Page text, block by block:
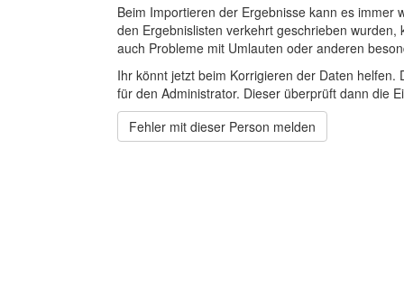
Beim Importieren der Ergebnisse kann es
den Ergebnislisten verkehrt geschrieben
auch Probleme mit Umlauten oder anderen
Ihr könnt jetzt beim Korrigieren der Daten
für den Administrator. Dieser überprüft dann die
Fehler mit dieser Person melden